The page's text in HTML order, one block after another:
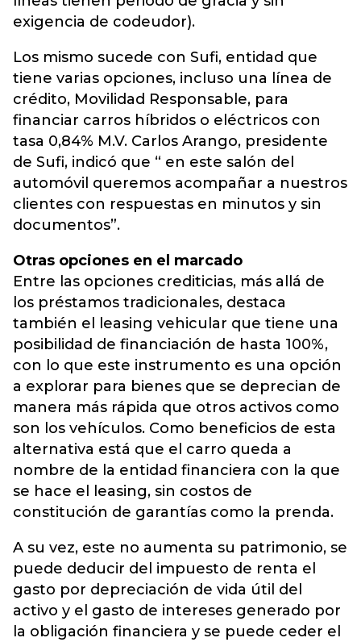
exigencia de codeudor).
Los mismo sucede con Sufi, entidad que
tiene varias opciones, incluso una línea de
crédito, Movilidad Responsable, para
financiar carros híbridos o eléctricos con
tasa 0,84% M.V. Carlos Arango, presidente
de Sufi, indicó que “ en este salón del
automóvil queremos acompañar a nuestros
clientes con respuestas en minutos y sin
documentos”.
Otras opciones en el marcado
Entre las opciones crediticias, más allá de
los préstamos tradicionales, destaca
también el leasing vehicular que tiene una
posibilidad de financiación de hasta 100%,
con lo que este instrumento es una opción
a explorar para bienes que se deprecian de
manera más rápida que otros activos como
son los vehículos. Como beneficios de esta
alternativa está que el carro queda a
nombre de la entidad financiera con la que
se hace el leasing, sin costos de
constitución de garantías como la prenda.
A su vez, este no aumenta su patrimonio, se
puede deducir del impuesto de renta el
gasto por depreciación de vida útil del
activo y el gasto de intereses generado por
la obligación financiera y se puede ceder el